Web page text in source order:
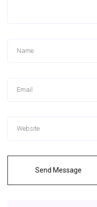
Send Message